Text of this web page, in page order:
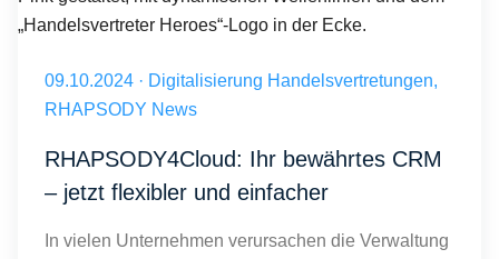
Veröffentlicht am 09.10.2024
09.10.2024 · Digitalisierung Handelsvertretungen,
RHAPSODY News
RHAPSODY4Cloud: Ihr bewährtes CRM
– jetzt flexibler und einfacher
In vielen Unternehmen verursachen die Verwaltung